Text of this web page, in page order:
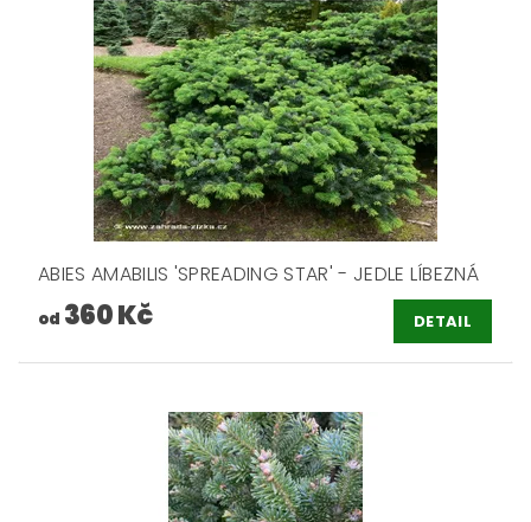
ABIES AMABILIS 'SPREADING STAR' - JEDLE LÍBEZNÁ
od 360 Kč DETAIL